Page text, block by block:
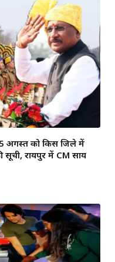
अगस्त को किस जिले में
सूची, रायपुर में CM साय